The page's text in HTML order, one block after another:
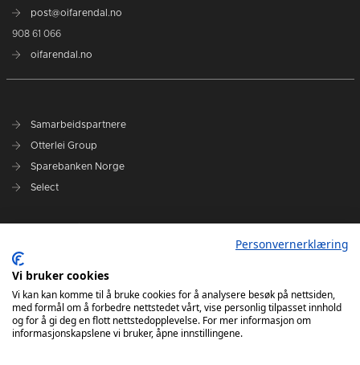
post@oifarendal.no
908 61 066
oifarendal.no
Samarbeidspartnere
Otterlei Group
Sparebanken Norge
Select
Spillerstall
Administrasjon
Styret
Personvernerklæring
Vi bruker cookies
Vi kan kan komme til å bruke cookies for å analysere besøk på nettsiden,
med formål om å forbedre nettstedet vårt, vise personlig tilpasset innhold
og for å gi deg en flott nettstedopplevelse. For mer informasjon om
informasjonskapslene vi bruker, åpne innstillingene.